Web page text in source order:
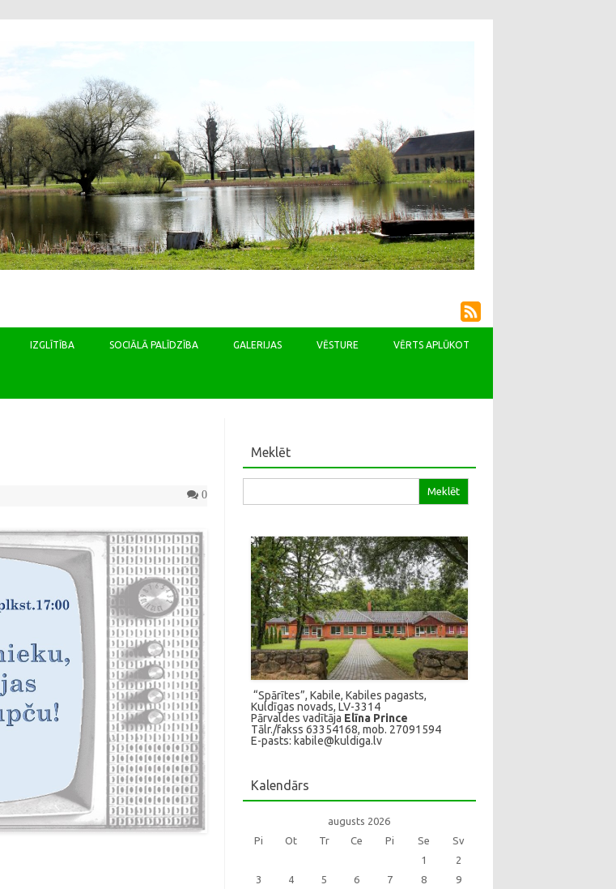
IZGLĪTĪBA SOCIĀLĀ PALĪDZĪBA GALERIJAS VĒSTURE VĒRTS APLŪKOT
0
Meklēt
“Spārītes”, Kabile, Kabiles pagasts,
Kuldīgas novads, LV-3314
Pārvaldes vadītāja Elīna Prince
Tālr./fakss 63354168, mob. 27091594
E-pasts: kabile@kuldiga.lv
Kalendārs
augusts 2026
Pi
Ot Tr Ce Pi Se
Sv
1
2
3
4 5 6 7 8
9